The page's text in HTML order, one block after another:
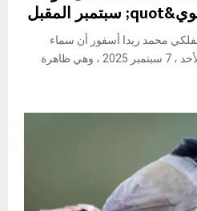
محمد ريدا أسفور أن سماء
مملكة البحرين ستشهد مساء الأحد ، 7 سبتمبر 2025 ، وهي ظاهرة